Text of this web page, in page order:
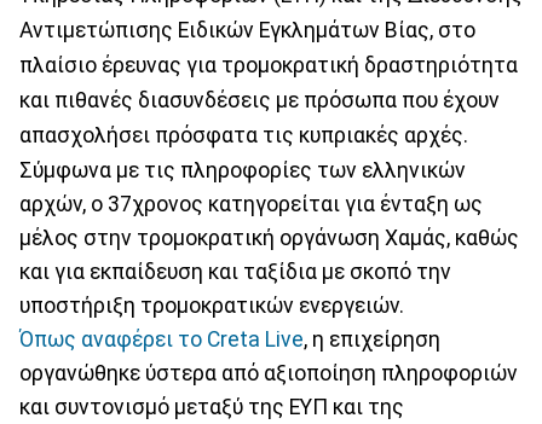
Αντιμετώπισης Ειδικών Εγκλημάτων Βίας, στο
πλαίσιο έρευνας για τρομοκρατική δραστηριότητα
και πιθανές διασυνδέσεις με πρόσωπα που έχουν
απασχολήσει πρόσφατα τις κυπριακές αρχές.
Σύμφωνα με τις πληροφορίες των ελληνικών
αρχών, ο 37χρονος κατηγορείται για ένταξη ως
μέλος στην τρομοκρατική οργάνωση Χαμάς, καθώς
και για εκπαίδευση και ταξίδια με σκοπό την
υποστήριξη τρομοκρατικών ενεργειών.
Όπως αναφέρει το Creta Live, η επιχείρηση
οργανώθηκε ύστερα από αξιοποίηση πληροφοριών
και συντονισμό μεταξύ της ΕΥΠ και της